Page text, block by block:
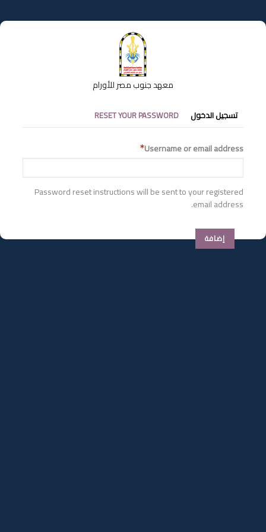
إلى
المحتوى
معهد جنوب مصر للأورام
التبويبات
الأساسية
تسجيل الدخول RESET YOUR PASSWORD
Username or email address
Password reset instructions will be sent to your registered
email address.